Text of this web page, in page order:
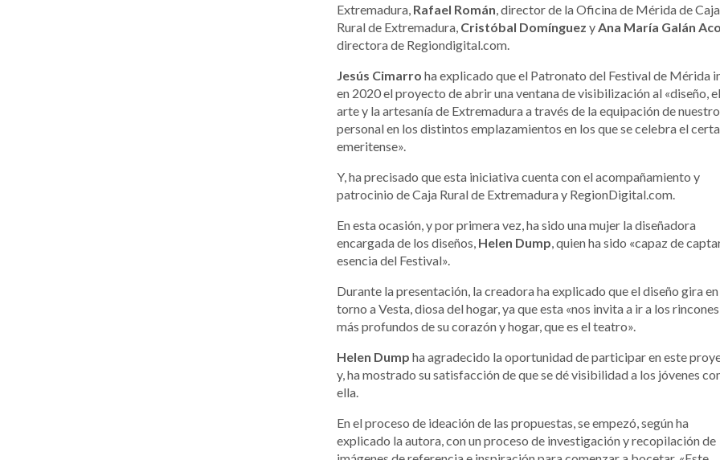
Extremadura, Rafael Román , director de la Oficina de Mérida de Caja
Rural de Extremadura, Cristóbal Domínguez y Ana María Galán
directora de Regiondigital.com.
Jesús Cimarro ha explicado que el Patronato del Festival de Mérida
en 2020 el proyecto de abrir una ventana de visibilización al «diseño, el
arte y la artesanía de Extremadura a través de la equipación de nuestro
personal en los distintos emplazamientos en los que se celebra el
emeritense».
Y, ha precisado que esta iniciativa cuenta con el acompañamiento y
patrocinio de Caja Rural de Extremadura y RegionDigital.com.
En esta ocasión, y por primera vez, ha sido una mujer la diseñadora
encargada de los diseños, Helen Dump , quien ha sido «capaz de
esencia del Festival».
Durante la presentación, la creadora ha explicado que el diseño gira en
torno a Vesta, diosa del hogar, ya que esta «nos invita a ir a los rincones
más profundos de su corazón y hogar, que es el teatro».
Helen Dump ha agradecido la oportunidad de participar en este
y, ha mostrado su satisfacción de que se dé visibilidad a los jóvenes
ella.
En el proceso de ideación de las propuestas, se empezó, según ha
explicado la autora, con un proceso de investigación y recopilación de